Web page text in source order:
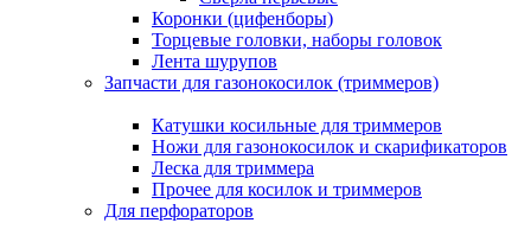
Коронки (цифенборы)
Торцевые головки, наборы головок
Лента шурупов
Запчасти для газонокосилок (триммеров)
Катушки косильные для триммеров
Ножи для газонокосилок и скарификаторов
Леска для триммера
Прочее для косилок и триммеров
Для перфораторов